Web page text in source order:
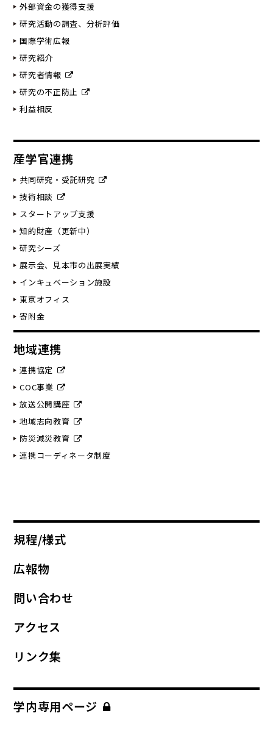
外部資金の獲得支援
研究活動の調査、分析評価
国際学術広報
研究紹介
研究者情報
研究の不正防止
利益相反
産学官連携
共同研究・受託研究
技術相談
スタートアップ支援
知的財産（更新中）
研究シーズ
展示会、見本市の出展実績
インキュベーション施設
東京オフィス
寄附金
地域連携
連携協定
COC事業
放送公開講座
地域志向教育
防災減災教育
連携コーディネータ制度
規程/様式
広報物
問い合わせ
アクセス
リンク集
学内専用ページ